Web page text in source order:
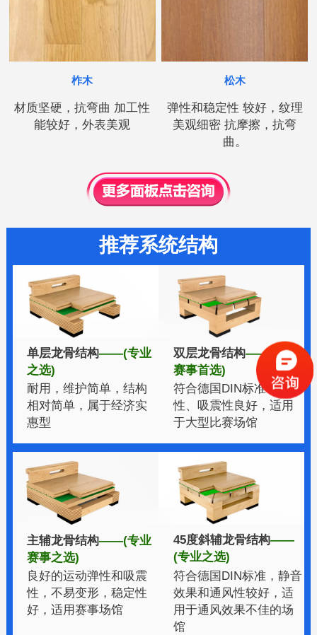
柞木
材质坚硬，抗弯曲 加工性
能较好，外表美观
松木
弹性和稳定性 较好，纹理
美观细密 抗摩擦，抗弯
曲。
推荐系统结构
单层龙骨结构——(专业
之选)
耐用，维护简单，结构
相对简单，属于经济实
惠型
双层龙骨结构——(专业
赛事首选)
符合德国DIN标准，弹
性、吸震性良好，适用
于大型比赛场馆
主辅龙骨结构——(专业
赛事之选)
良好的运动弹性和吸震
性，不易变形，稳定性
好，适用赛事场馆
45度斜辅龙骨结构——
(专业之选)
符合德国DIN标准，静音
效果和通风性较好，适
用于通风效果不佳的场
馆